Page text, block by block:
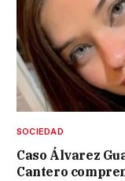
SOCIEDAD
Caso Álvarez
Cantero